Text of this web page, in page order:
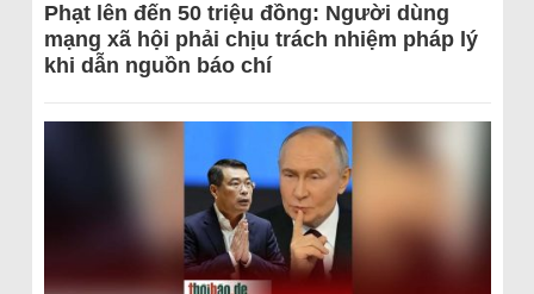
Phạt lên đến 50 triệu đồng: Người dùng
mạng xã hội phải chịu trách nhiệm pháp lý
khi dẫn nguồn báo chí